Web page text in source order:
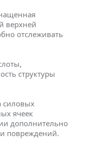
верхней
отслеживать
структуры
силовых
ячеек
дополнительно
повреждений.